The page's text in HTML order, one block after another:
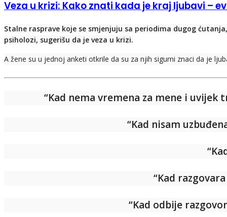
Veza u krizi: Kako znati kada je kraj ljubavi –
Stalne rasprave koje se smjenjuju sa periodima dugog
psiholozi, sugerišu da je veza u krizi.
A žene su u jednoj anketi otkrile da su za njih sigurni znaci da je
“Kad nema vremena za mene i
“Kad nisam
“Kad
“Kad odbije